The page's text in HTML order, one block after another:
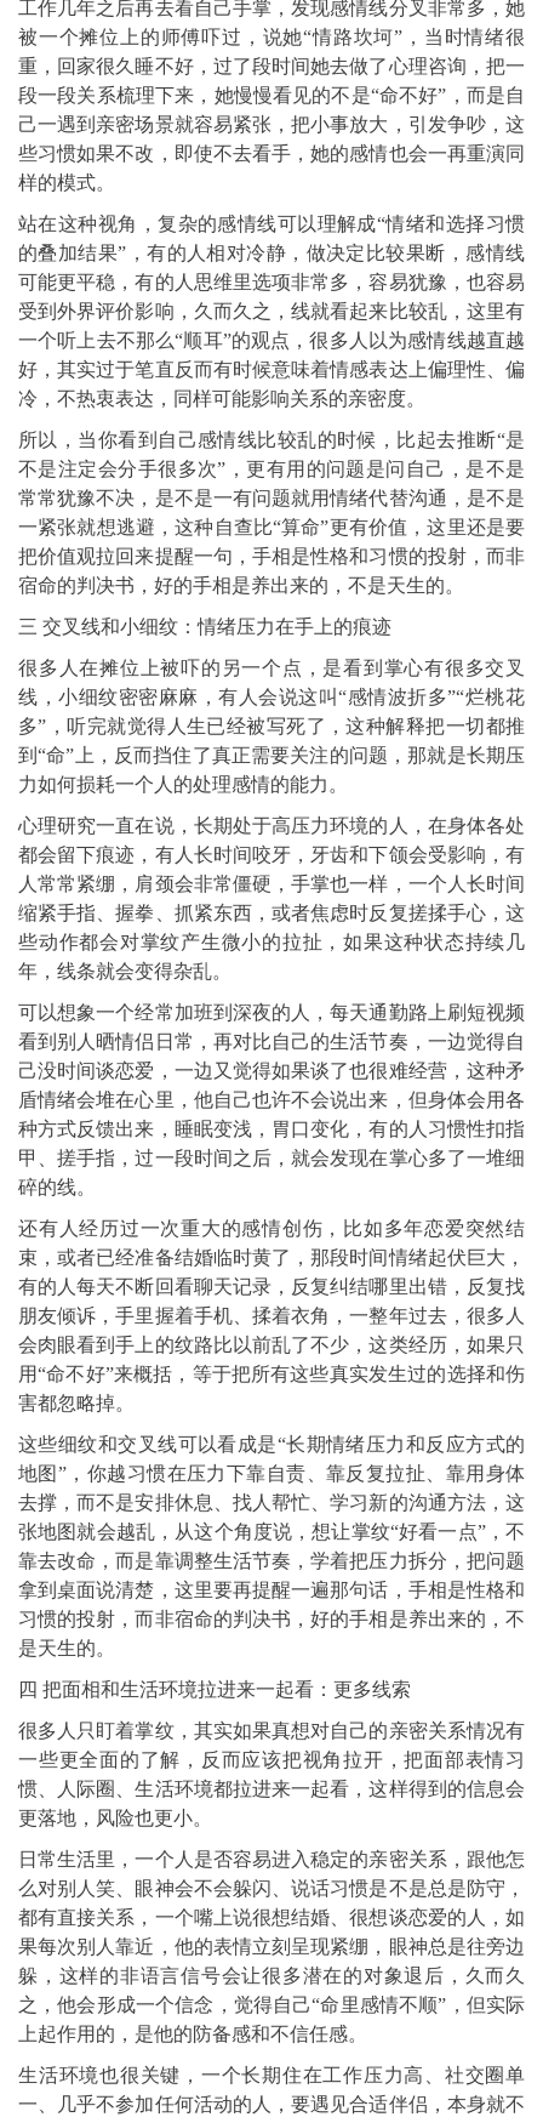
工作几年之后再去看自己手掌，发现感情线分叉非常多，她
被一个摊位上的师傅吓过，说她“情路坎坷”，当时情绪很
重，回家很久睡不好，过了段时间她去做了心理咨询，把一
段一段关系梳理下来，她慢慢看见的不是“命不好”，而是自
己一遇到亲密场景就容易紧张，把小事放大，引发争吵，这
些习惯如果不改，即使不去看手，她的感情也会一再重演同
样的模式。
站在这种视角，复杂的感情线可以理解成“情绪和选择习惯
的叠加结果”，有的人相对冷静，做决定比较果断，感情线
可能更平稳，有的人思维里选项非常多，容易犹豫，也容易
受到外界评价影响，久而久之，线就看起来比较乱，这里有
一个听上去不那么“顺耳”的观点，很多人以为感情线越直越
好，其实过于笔直反而有时候意味着情感表达上偏理性、偏
冷，不热衷表达，同样可能影响关系的亲密度。
所以，当你看到自己感情线比较乱的时候，比起去推断“是
不是注定会分手很多次”，更有用的问题是问自己，是不是
常常犹豫不决，是不是一有问题就用情绪代替沟通，是不是
一紧张就想逃避，这种自查比“算命”更有价值，这里还是要
把价值观拉回来提醒一句，手相是性格和习惯的投射，而非
宿命的判决书，好的手相是养出来的，不是天生的。
三 交叉线和小细纹：情绪压力在手上的痕迹
很多人在摊位上被吓的另一个点，是看到掌心有很多交叉
线，小细纹密密麻麻，有人会说这叫“感情波折多”“烂桃花
多”，听完就觉得人生已经被写死了，这种解释把一切都推
到“命”上，反而挡住了真正需要关注的问题，那就是长期压
力如何损耗一个人的处理感情的能力。
心理研究一直在说，长期处于高压力环境的人，在身体各处
都会留下痕迹，有人长时间咬牙，牙齿和下颌会受影响，有
人常常紧绷，肩颈会非常僵硬，手掌也一样，一个人长时间
缩紧手指、握拳、抓紧东西，或者焦虑时反复搓揉手心，这
些动作都会对掌纹产生微小的拉扯，如果这种状态持续几
年，线条就会变得杂乱。
可以想象一个经常加班到深夜的人，每天通勤路上刷短视频
看到别人晒情侣日常，再对比自己的生活节奏，一边觉得自
己没时间谈恋爱，一边又觉得如果谈了也很难经营，这种矛
盾情绪会堆在心里，他自己也许不会说出来，但身体会用各
种方式反馈出来，睡眠变浅，胃口变化，有的人习惯性扣指
甲、搓手指，过一段时间之后，就会发现在掌心多了一堆细
碎的线。
还有人经历过一次重大的感情创伤，比如多年恋爱突然结
束，或者已经准备结婚临时黄了，那段时间情绪起伏巨大，
有的人每天不断回看聊天记录，反复纠结哪里出错，反复找
朋友倾诉，手里握着手机、揉着衣角，一整年过去，很多人
会肉眼看到手上的纹路比以前乱了不少，这类经历，如果只
用“命不好”来概括，等于把所有这些真实发生过的选择和伤
害都忽略掉。
这些细纹和交叉线可以看成是“长期情绪压力和反应方式的
地图”，你越习惯在压力下靠自责、靠反复拉扯、靠用身体
去撑，而不是安排休息、找人帮忙、学习新的沟通方法，这
张地图就会越乱，从这个角度说，想让掌纹“好看一点”，不
靠去改命，而是靠调整生活节奏，学着把压力拆分，把问题
拿到桌面说清楚，这里要再提醒一遍那句话，手相是性格和
习惯的投射，而非宿命的判决书，好的手相是养出来的，不
是天生的。
四 把面相和生活环境拉进来一起看：更多线索
很多人只盯着掌纹，其实如果真想对自己的亲密关系情况有
一些更全面的了解，反而应该把视角拉开，把面部表情习
惯、人际圈、生活环境都拉进来一起看，这样得到的信息会
更落地，风险也更小。
日常生活里，一个人是否容易进入稳定的亲密关系，跟他怎
么对别人笑、眼神会不会躲闪、说话习惯是不是总是防守，
都有直接关系，一个嘴上说很想结婚、很想谈恋爱的人，如
果每次别人靠近，他的表情立刻呈现紧绷，眼神总是往旁边
躲，这样的非语言信号会让很多潜在的对象退后，久而久
之，他会形成一个信念，觉得自己“命里感情不顺”，但实际
上起作用的，是他的防备感和不信任感。
生活环境也很关键，一个长期住在工作压力高、社交圈单
一、几乎不参加任何活动的人，要遇见合适伴侣，本身就不